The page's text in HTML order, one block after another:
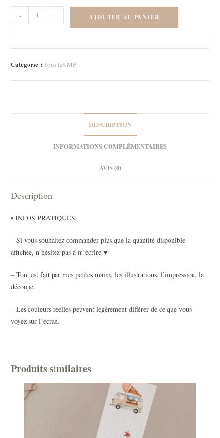
de
Marque-
page
Fruits
- + AJOUTER AU PANIER
Catégorie :Tous les MP
DESCRIPTION
INFORMATIONS COMPLÉMENTAIRES
AVIS (0)
Description
• INFOS PRATIQUES
– Si vous souhaitez commander plus que la quantité disponible
affichée, n’hésitez pas à m’écrire ♥
– Tout est fait par mes petites mains, les illustrations, l’impression, la
découpe.
– Les couleurs réelles peuvent légèrement différer de ce que vous
voyez sur l’écran.
Produits similaires